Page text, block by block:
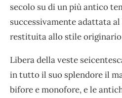
secolo su di un più antico
successivamente adattata
restituita allo stile
Libera della veste
in tutto il suo splendore il
bifore e monofore, e le